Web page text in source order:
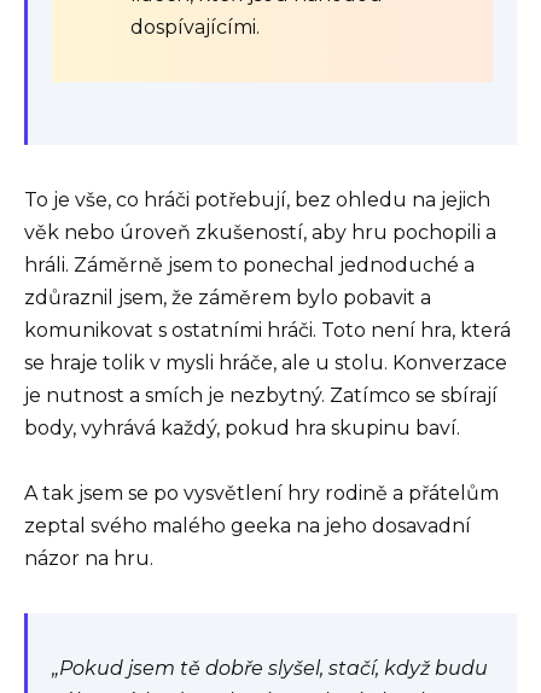
dospívajícími.
To je vše, co hráči potřebují, bez ohledu na jejich
věk nebo úroveň zkušeností, aby hru pochopili a
hráli. Záměrně jsem to ponechal jednoduché a
zdůraznil jsem, že záměrem bylo pobavit a
komunikovat s ostatními hráči. Toto není hra, která
se hraje tolik v mysli hráče, ale u stolu. Konverzace
je nutnost a smích je nezbytný. Zatímco se sbírají
body, vyhrává každý, pokud hra skupinu baví.
A tak jsem se po vysvětlení hry rodině a přátelům
zeptal svého malého geeka na jeho dosavadní
názor na hru.
„Pokud jsem tě dobře slyšel, stačí, když budu